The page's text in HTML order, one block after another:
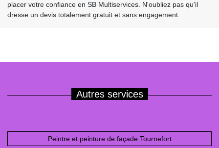
placer votre confiance en SB Multiservices. N'oubliez pas qu'il
dresse un devis totalement gratuit et sans engagement.
Autres services
Peintre et peinture de façade Tournefort